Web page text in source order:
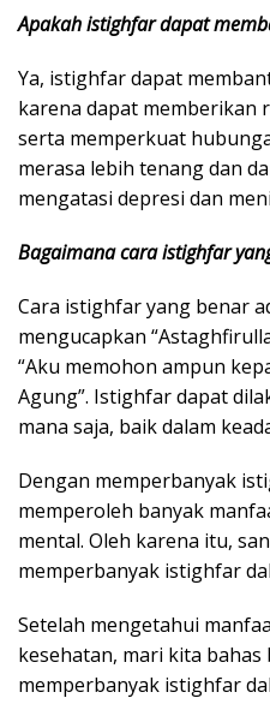
Apakah istighfar dapat
Ya, istighfar dapat
karena dapat memberikan
serta memperkuat
merasa lebih tenang dan
mengatasi depresi dan
Bagaimana cara istighfar
Cara istighfar yang benar
mengucapkan
“Aku memohon ampun
Agung”. Istighfar dapat
mana saja, baik dalam
Dengan memperbanyak
memperoleh banyak
mental. Oleh karena itu,
memperbanyak istighfar
Setelah mengetahui
kesehatan, mari kita
memperbanyak istighfar